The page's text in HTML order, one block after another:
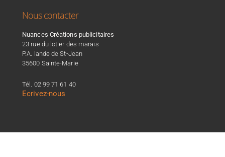
Nous contacter
Nuances Créations publicitaires
23 rue du lotier des marais
P.A. lande de St-Jean
35600 Sainte-Marie
Tél. 02 99 71 61 40
Ecrivez-nous